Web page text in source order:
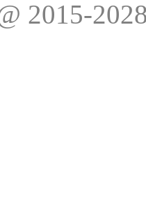
2015-